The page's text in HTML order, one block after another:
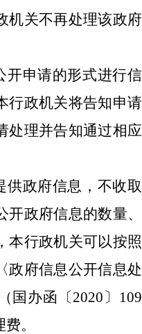
机关不再处理该政府
开申请的形式进行信
行政机关将告知申请
处理并告知通过相应
供政府信息，不收取
政府信息的数量、
本行政机关可以按照
政府信息公开信息处
国办函〔2020〕109
。